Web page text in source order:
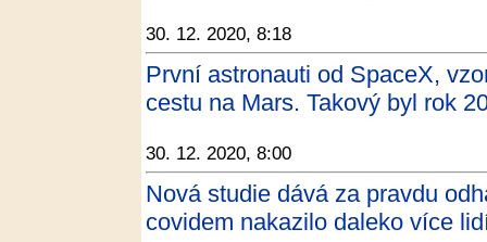
30. 12. 2020, 8:18
První astronauti od SpaceX,
cestu na Mars. Takový byl rok
30. 12. 2020, 8:00
Nová studie dává za pravdu
covidem nakazilo daleko více